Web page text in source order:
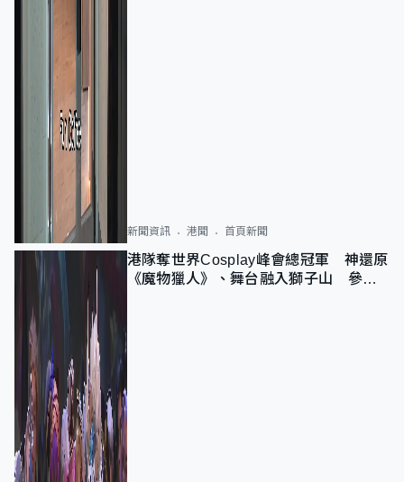
新聞資訊 港聞 首頁新聞
港隊奪世界Cosplay峰會總冠軍 神還原
《魔物獵人》、舞台融入獅子山 參賽